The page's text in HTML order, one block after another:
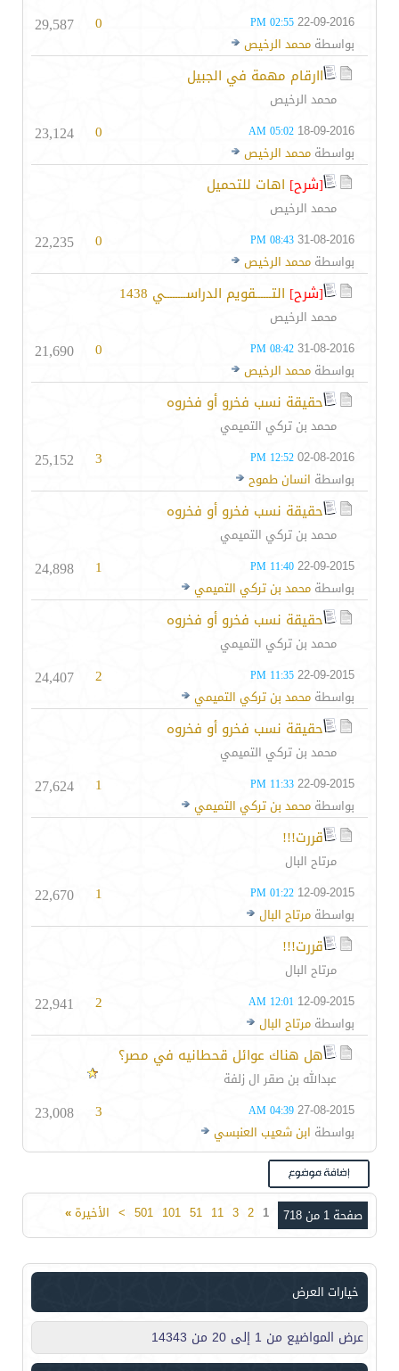
22-09-2016
02:55 PM
بواسطة محمد الرخيص
0
29,587
اارقام مهمة في الجبيل
محمد الرخيص
18-09-2016
05:02 AM
بواسطة محمد الرخيص
0
23,124
[شرح] اهات للتحميل
محمد الرخيص
31-08-2016
08:43 PM
بواسطة محمد الرخيص
0
22,235
[شرح] التــــــقويم الدراســــــــي 1438
محمد الرخيص
31-08-2016
08:42 PM
بواسطة محمد الرخيص
0
21,690
حقيقة نسب فخرو أو فخروه
محمد بن تركي التميمي
02-08-2016
12:52 PM
بواسطة انسان طموح
3
25,152
حقيقة نسب فخرو أو فخروه
محمد بن تركي التميمي
22-09-2015
11:40 PM
بواسطة محمد بن تركي التميمي
1
24,898
حقيقة نسب فخرو أو فخروه
محمد بن تركي التميمي
22-09-2015
11:35 PM
بواسطة محمد بن تركي التميمي
2
24,407
حقيقة نسب فخرو أو فخروه
محمد بن تركي التميمي
22-09-2015
11:33 PM
بواسطة محمد بن تركي التميمي
1
27,624
قررت!!!
مرتاح البال
12-09-2015
01:22 PM
بواسطة مرتاح البال
1
22,670
قررت!!!
مرتاح البال
12-09-2015
12:01 AM
بواسطة مرتاح البال
2
22,941
هل هناك عوائل قحطانيه في مصر؟
عبدالله بن صقر ال زلفة
27-08-2015
04:39 AM
بواسطة ابن شعيب العنبسي
3
23,008
صفحة 1 من 718 1
2
3
11
51
101
501
> الأخيرة»
خيارات العرض
عرض المواضيع من 1 إلى 20 من 14343